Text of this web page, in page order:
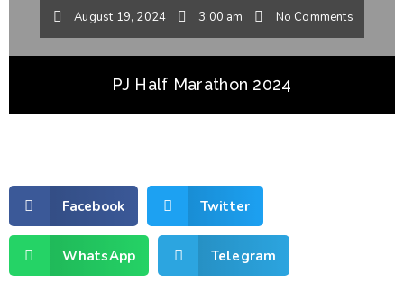
August 19, 2024 3:00 am No Comments
PJ Half Marathon 2024
Facebook Twitter
WhatsApp Telegram